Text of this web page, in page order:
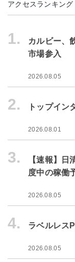
アクセスランキング
1.
カルビー、
市場参入
2026.08.05
2. トップイン
2026.08.01
3.
【速報】
度中の稼働
2026.08.05
4. ラベルレス
2026.08.05